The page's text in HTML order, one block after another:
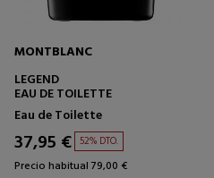
MONTBLANC
LEGEND
EAU DE TOILETTE
Eau de Toilette
37,95 € 52% DTO.
Precio habitual 79,00 €